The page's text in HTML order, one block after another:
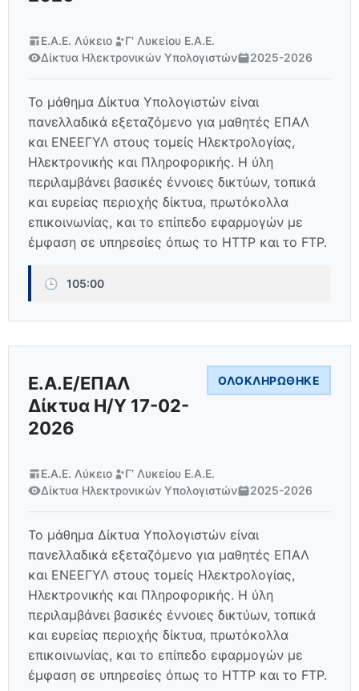
Ε.Α.Ε. Λύκειο
Γ' Λυκείου Ε.Α.Ε.
Δίκτυα Ηλεκτρονικών Υπολογιστών
2025-2026
Το μάθημα Δίκτυα Υπολογιστών είναι
πανελλαδικά εξεταζόμενο για μαθητές ΕΠΑΛ
και ΕΝΕΕΓΥΛ στους τομείς Ηλεκτρολογίας,
Ηλεκτρονικής και Πληροφορικής. Η ύλη
περιλαμβάνει βασικές έννοιες δικτύων, τοπικά
και ευρείας περιοχής δίκτυα, πρωτόκολλα
επικοινωνίας, και το επίπεδο εφαρμογών με
έμφαση σε υπηρεσίες όπως το HTTP και το FTP.
🕒 105:00
Ε.Α.Ε/ΕΠΑΛ
Δίκτυα Η/Υ 17-02-
2026
ΟΛΟΚΛΗΡΏΘΗΚΕ
Ε.Α.Ε. Λύκειο
Γ' Λυκείου Ε.Α.Ε.
Δίκτυα Ηλεκτρονικών Υπολογιστών
2025-2026
Το μάθημα Δίκτυα Υπολογιστών είναι
πανελλαδικά εξεταζόμενο για μαθητές ΕΠΑΛ
και ΕΝΕΕΓΥΛ στους τομείς Ηλεκτρολογίας,
Ηλεκτρονικής και Πληροφορικής. Η ύλη
περιλαμβάνει βασικές έννοιες δικτύων, τοπικά
και ευρείας περιοχής δίκτυα, πρωτόκολλα
επικοινωνίας, και το επίπεδο εφαρμογών με
έμφαση σε υπηρεσίες όπως το HTTP και το FTP.